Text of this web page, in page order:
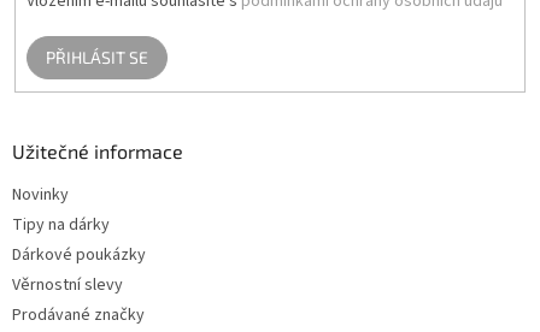
PŘIHLÁSIT SE
Užitečné informace
Novinky
Tipy na dárky
Dárkové poukázky
Věrnostní slevy
Prodávané značky